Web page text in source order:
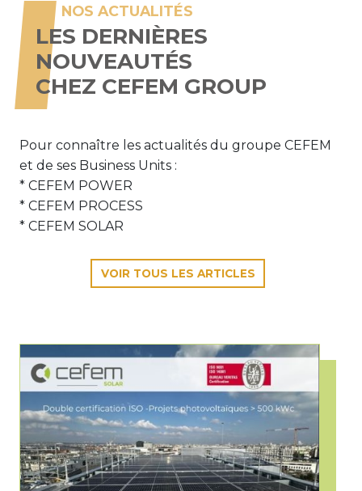
NOS ACTUALITÉS
LES DERNIÈRES
NOUVEAUTÉS
CHEZ CEFEM GROUP
Pour connaître les actualités du groupe CEFEM
et de ses Business Units :
* CEFEM POWER
* CEFEM PROCESS
* CEFEM SOLAR
VOIR TOUS LES ARTICLES